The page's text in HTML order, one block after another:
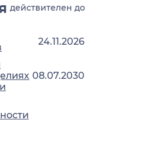
действителен до
24.11.2026
08.07.2030